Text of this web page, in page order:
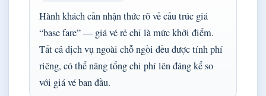
Hành khách cần nhận thức rõ về cấu trúc giá
“base fare” — giá vé rẻ chỉ là mức khởi điểm.
Tất cả dịch vụ ngoài chỗ ngồi đều được tính phí
riêng, có thể nâng tổng chi phí lên đáng kể so
với giá vé ban đầu.